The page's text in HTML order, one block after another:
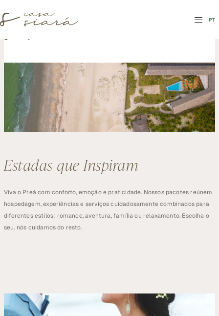
PT
Estadas que Inspiram
Viva o Preá com conforto, emoção e praticidade. Nossos pacotes reúnem
hospedagem, experiências e serviços cuidadosamente combinados para
diferentes estilos: romance, aventura, família ou relaxamento. Escolha o
seu, nós cuidamos do resto.